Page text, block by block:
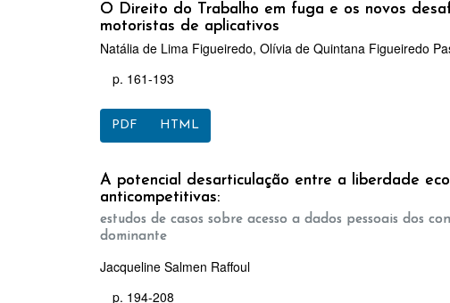
O Direito do Trabalho em fuga e os novos
motoristas de aplicativos
Natália de Lima Figueiredo, Olívia de Quintana Figueiredo
p. 161-193
PDF HTML
A potencial desarticulação entre a liberdade
anticompetitivas:
estudos de casos sobre acesso a dados pessoais dos
dominante
Jacqueline Salmen Raffoul
p. 194-208